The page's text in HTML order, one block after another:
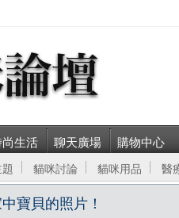
尚生活 聊天廣場 購物中心
貓咪討論 貓咪用品 醫
寶貝的照片！